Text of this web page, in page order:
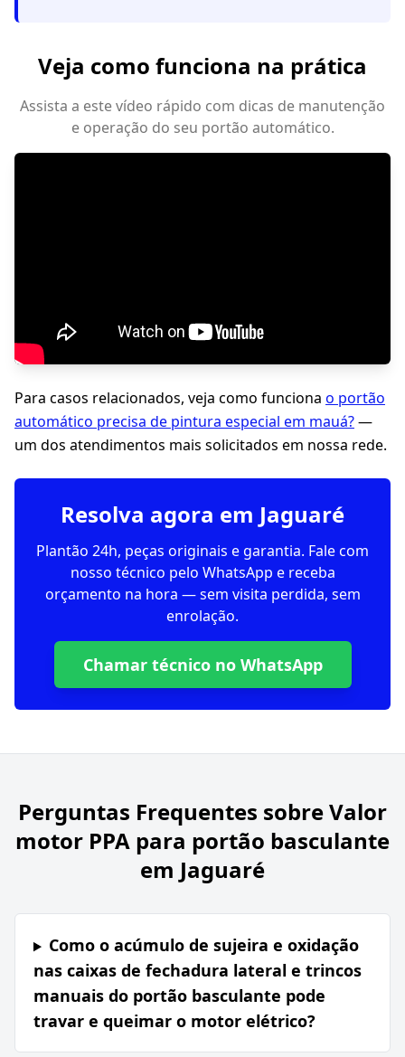
Veja como funciona na prática
Assista a este vídeo rápido com dicas de manutenção
e operação do seu portão automático.
Para casos relacionados, veja como funciona o portão
automático precisa de pintura especial em mauá?—
um dos atendimentos mais solicitados em nossa rede.
Resolva agora em Jaguaré
Plantão 24h, peças originais e garantia. Fale com
nosso técnico pelo WhatsApp e receba
orçamento na hora — sem visita perdida, sem
enrolação.
Chamar técnico no WhatsApp
Perguntas Frequentes sobreValor
motor PPA para portão basculante
em Jaguaré
Como o acúmulo de sujeira e oxidação
nas caixas de fechadura lateral e trincos
manuais do portão basculante pode
travar e queimar o motor elétrico?